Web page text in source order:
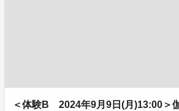
＜体験B 2024年9月9日(月)13:00＞